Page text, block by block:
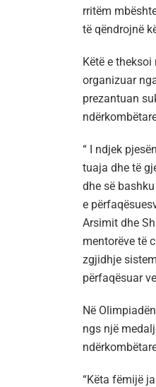
rritëm
të qëndrojnë
Këtë e
organizuar
prezantuan
“ I ndjek
tuaja dhe të
dhe së
e
Arsimit dhe
mentorëve të
zgjidhje
përfaqësuar
Në
ngs një
“Këta fëmijë